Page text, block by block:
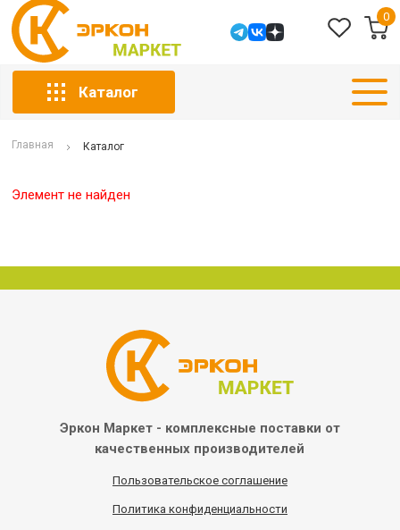
0
Каталог
Главная Каталог
Элемент не найден
Эркон Маркет - комплексные поставки от
качественных производителей
Пользовательское соглашение
Политика конфиденциальности